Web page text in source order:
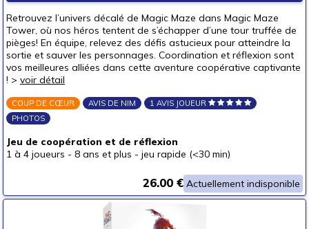
50 € et au-delà
(1)
Retrouvez l’univers décalé de Magic Maze dans Magic Maze
Tower, où nos héros tentent de s’échapper d’une tour truffée de
pièges! En équipe, relevez des défis astucieux pour atteindre la
sortie et sauver les personnages. Coordination et réflexion sont
vos meilleures alliées dans cette aventure coopérative captivante
! > voir détail
COUP DE CŒUR AVIS DE NIM
1 AVIS JOUEUR
PHOTOS
Jeu de coopération et de réflexion
1 à 4 joueurs - 8 ans et plus - jeu rapide (<30 min)
Actuellement indisponible
26.00 €